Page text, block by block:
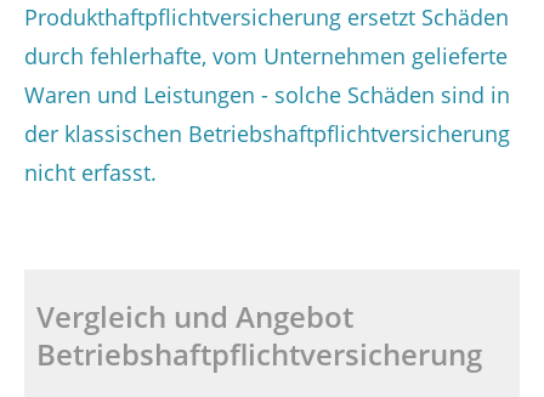
Produkthaftpflichtversicherung ersetzt Schäden
durch fehlerhafte, vom Unternehmen gelieferte
Waren und Leistungen - solche Schäden sind in
der klassischen Betriebshaftpflichtversicherung
nicht erfasst.
Vergleich und Angebot
Betriebshaftpflichtversicherung